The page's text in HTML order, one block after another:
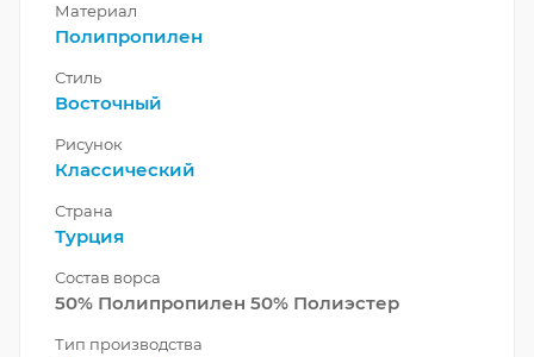
Материал
Полипропилен
Стиль
Восточный
Рисунок
Классический
Страна
Турция
Состав ворса
50% Полипропилен 50% Полиэстер
Тип производства